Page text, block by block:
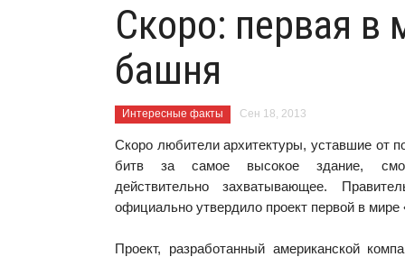
Скоро: первая в
башня
Интересные факты Сен 18, 2013
Скоро любители архитектуры, уставшие от
битв за самое высокое здание,
действительно захватывающее.
официально утвердило проект первой в
Проект, разработанный американской